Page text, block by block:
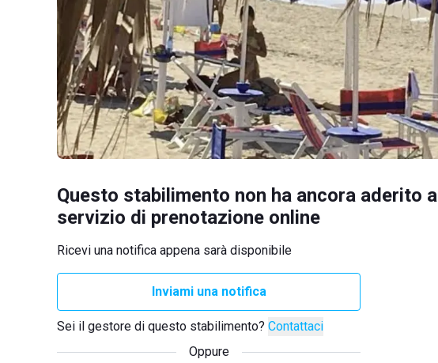
Questo stabilimento non ha ancora aderito al
servizio di prenotazione online
Ricevi una notifica appena sarà disponibile
Inviami una notifica
Sei il gestore di questo stabilimento? Contattaci
Oppure